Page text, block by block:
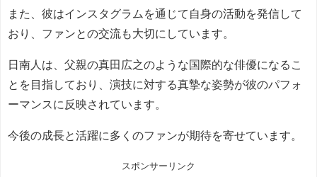
また、彼はインスタグラムを通じて自身の活動を発信して
おり、ファンとの交流も大切にしています。
日南人は、父親の真田広之のような国際的な俳優になるこ
とを目指しており、演技に対する真摯な姿勢が彼のパフォ
ーマンスに反映されています。
今後の成長と活躍に多くのファンが期待を寄せています。
スポンサーリンク